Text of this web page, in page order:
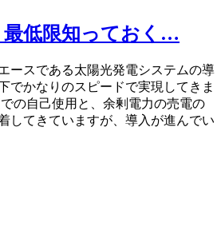
最低限知っておく…
ースである太陽光発電システムの導
でかなりのスピードで実現してきま
の自己使用と、余剰電力の売電の
してきていますが、導入が進んでい